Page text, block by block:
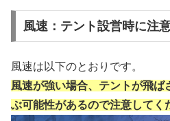
風速：テント設営時に注
風速は以下のとおりです。
風速が強い場合、テントが飛ば
ぶ可能性があるので注意してく